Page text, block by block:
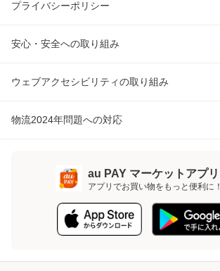
プライバシーポリシー
安心・安全への取り組み
ウェブアクセシビリティの取り組み
物流2024年問題への対応
au PAY マーケットアプリ
アプリでお買い物をもっと便利に！